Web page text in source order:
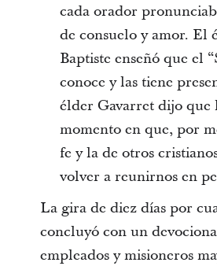
cada orador
de consuelo y amor. El
Baptiste enseñó que el
conoce y las tiene
élder Gavarret dijo que
momento en que, por
fe y la de otros
volver a reunirnos en
La gira de diez días por
concluyó con un
empleados y misioneros